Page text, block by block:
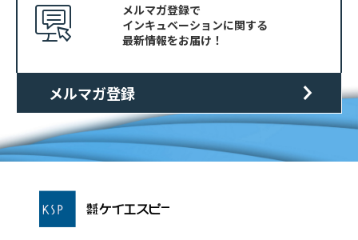
メルマガ登録で
インキュベーションに関する
最新情報をお届け！
メルマガ登録